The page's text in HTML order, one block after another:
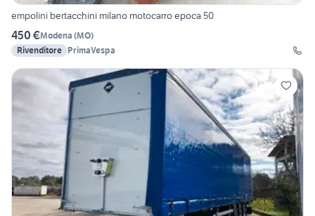
empolini bertacchini milano motocarro epoca 50
450 €Modena (MO)
Rivenditore PrimaVespa